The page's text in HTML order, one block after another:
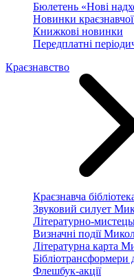
Бюлетень «Нові
Новинки краєзнавчої
Книжкові новинки
Передплатні
Краєзнавство
Краєзнавча
Звуковий силует
Літературно-
Визначні події
Літературна карта
Бібліотрансформери
Флешбук-акції